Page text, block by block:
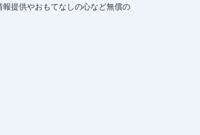
提供やおもてなしの心など無償の